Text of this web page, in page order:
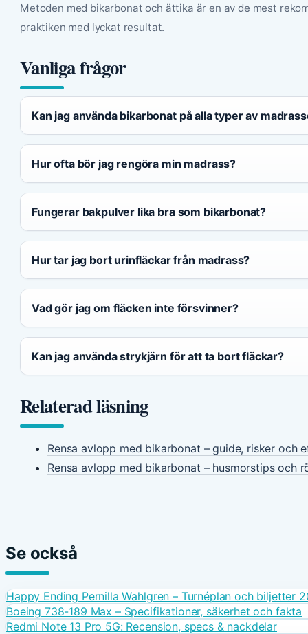
Metoden med bikarbonat och ättika är en av de mest
praktiken med lyckat resultat.
Vanliga frågor
Kan jag använda bikarbonat på alla typer av
Hur ofta bör jag rengöra min madrass?
Fungerar bakpulver lika bra som bikarbonat?
Hur tar jag bort urinfläckar från madrass?
Vad gör jag om fläcken inte försvinner?
Kan jag använda strykjärn för att ta bort fläckar?
Relaterad läsning
Rensa avlopp med bikarbonat – guide, risker och
Rensa avlopp med bikarbonat – husmorstips och
Se också
Happy Ending Pernilla Wahlgren – Turnéplan och biljetter
Boeing 738-189 Max – Specifikationer, säkerhet och fakta
Redmi Note 13 Pro 5G: Recension, specs & nackdelar